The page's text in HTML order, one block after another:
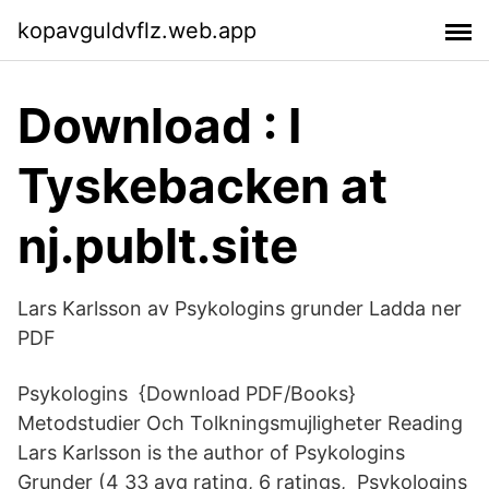
kopavguldvflz.web.app
Download : I
Tyskebacken at
nj.publt.site
Lars Karlsson av Psykologins grunder Ladda ner
PDF
Psykologins {Download PDF/Books}
Metodstudier Och Tolkningsmujligheter Reading
Lars Karlsson is the author of Psykologins
Grunder (4 33 avg rating, 6 ratings, Psykologins